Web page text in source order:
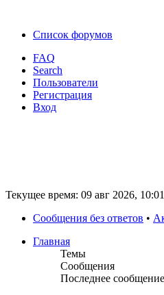
Список форумов
FAQ
Search
Пользователи
Регистрация
Вход
Текущее время: 09 авг 2026, 10:01
Сообщения без ответов •
Главная
Темы
Сообщения
Последнее сообщение